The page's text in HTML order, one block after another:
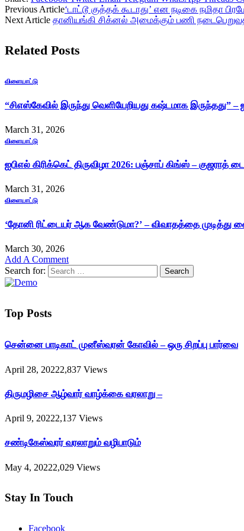
Previous Article​‘டாட்டூ குத்​தக் கூடாது’ என நடிகை நமிதா
Next Article தானியங்கி சிக்னல் அமைக்கும் பணி
Related Posts
விளையாட்டு
“சிஎஸ்கேவில் இருந்து வெளியேறியது கஷ்டமாக இருந்தது”
March 31, 2026
விளையாட்டு
ஐபிஎல் கிரிக்கெட் திருவிழா 2026: பஞ்சாப் கிங்ஸ் –
March 31, 2026
விளையாட்டு
‘தோனி ரிட்டையர் ஆக வேண்டுமா?’ – விவாதத்தை
March 30, 2026
Add A Comment
Search for:
Top Posts
சென்னை பாடிகாட் முனீஸ்வரன் கோவில் – ஒரு சிறப்பு பார்வை
April 28, 20222,837 Views
திருமழிசை ஆழ்வார் வாழ்க்கை வரலாறு –
April 9, 20222,137 Views
சண்டிகேஸ்வரர் வரலாறும் வழிபாடும்
May 4, 20222,029 Views
Stay In Touch
Facebook